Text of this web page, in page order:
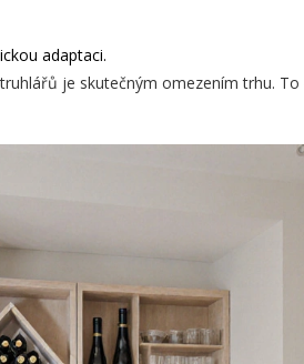
adaptaci.
je skutečným omezením trhu. To